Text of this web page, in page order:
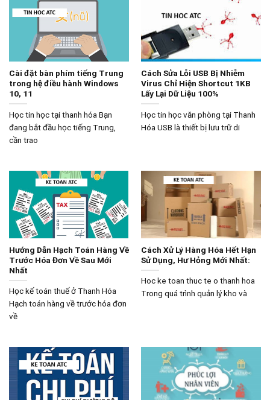
Cài đặt bàn phím tiếng Trung
trong hệ điều hành Windows
10, 11
Học tin học tại thanh hóa Bạn
đang bắt đầu học tiếng Trung,
cần trao
Cách Sửa Lỗi USB Bị Nhiễm
Virus Chỉ Hiện Shortcut 1KB
Lấy Lại Dữ Liệu 100%
Học tin học văn phòng tại Thanh
Hóa USB là thiết bị lưu trữ di
Hướng Dẫn Hạch Toán Hàng Về
Trước Hóa Đơn Về Sau Mới
Nhất
Học kế toán thuế ở Thanh Hóa
Hạch toán hàng về trước hóa đơn
về
Cách Xử Lý Hàng Hóa Hết Hạn
Sử Dụng, Hư Hỏng Mới Nhất:
Hoc ke toan thuc te o thanh hoa
Trong quá trình quản lý kho và